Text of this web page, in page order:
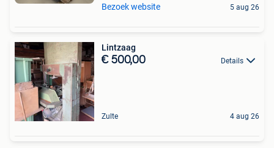
Bezoek website 5 aug 26
Lintzaag
€ 500,00 Details
Zulte 4 aug 26